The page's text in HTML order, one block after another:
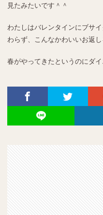
見たみたいです＾＾
わたしはバレンタインにブサ
わらず、こんなかわいいお返
春がやってきたというのにダ